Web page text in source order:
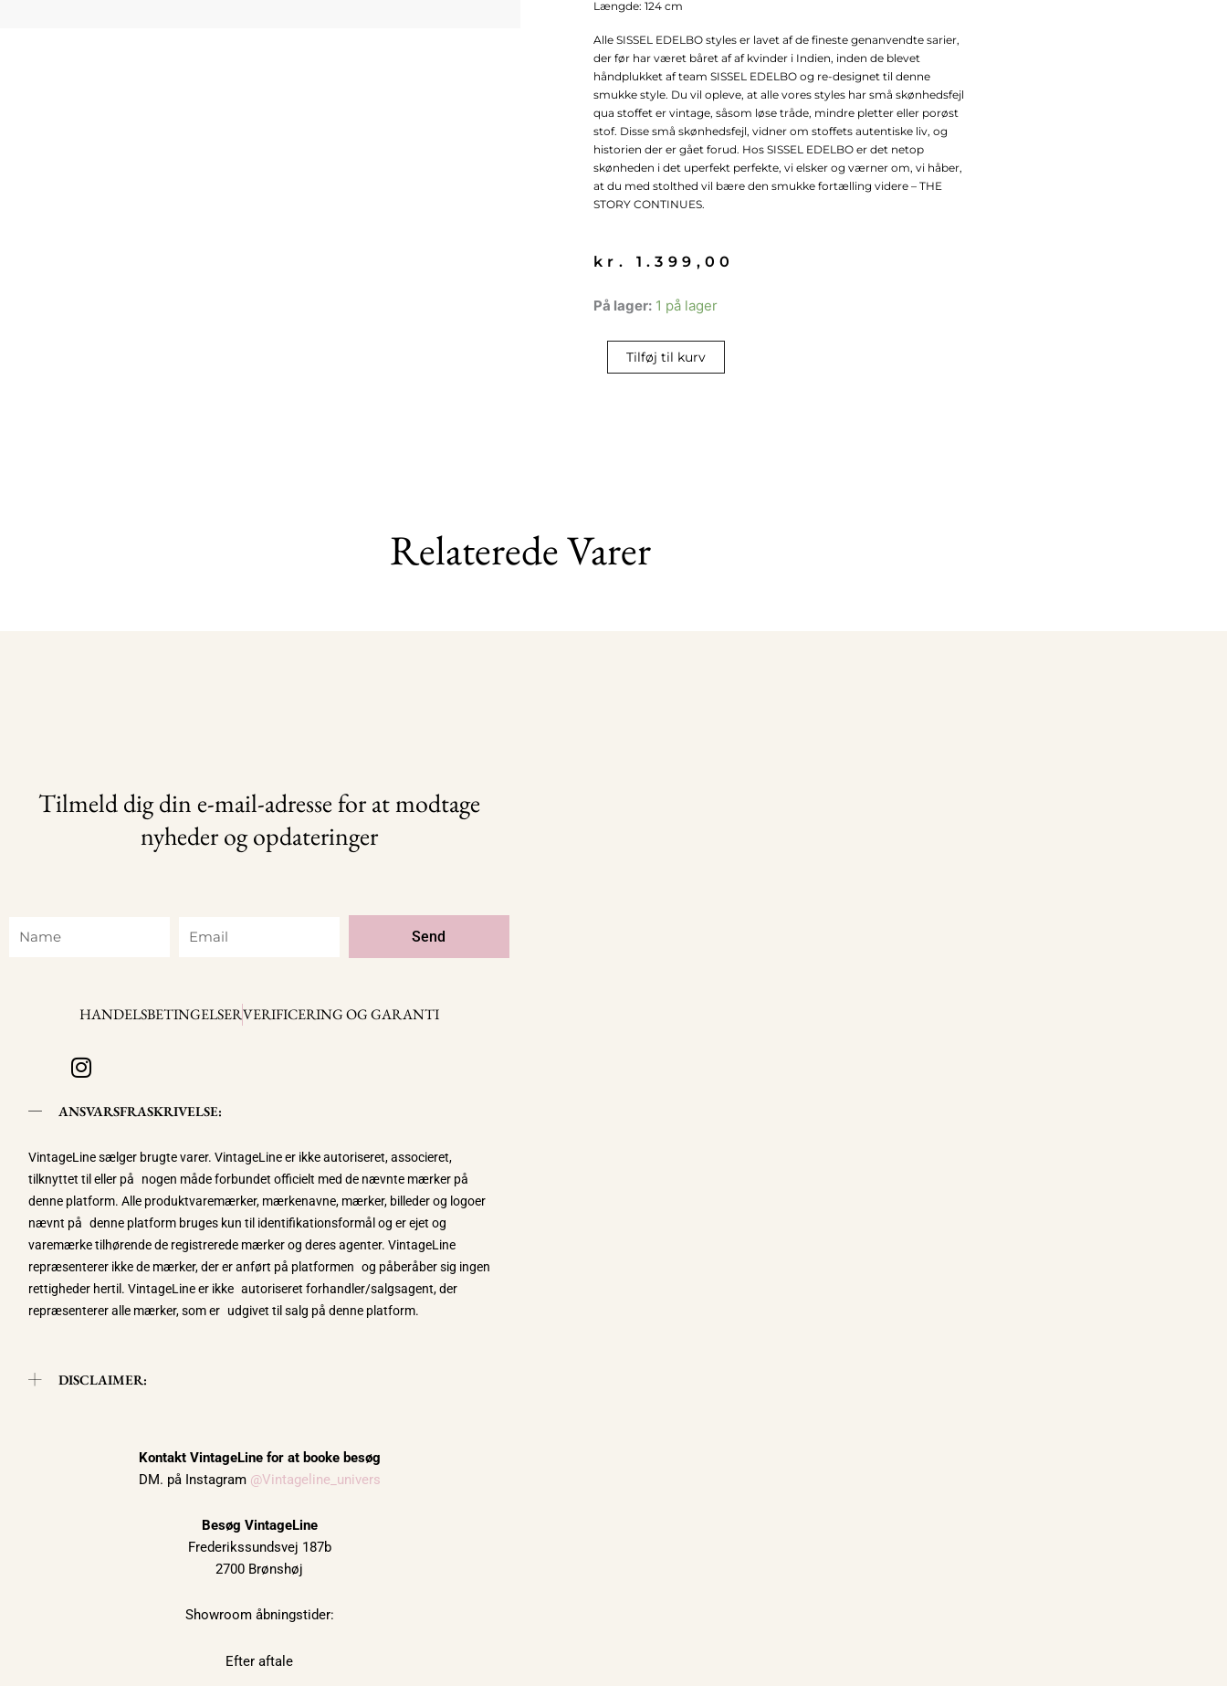
Længde: 124 cm
Alle SISSEL EDELBO styles er lavet af de fineste genanvendte sarier,
der før har været båret af af kvinder i Indien, inden de blevet
håndplukket af team SISSEL EDELBO og re-designet til denne
smukke style. Du vil opleve, at alle vores styles har små skønhedsfejl
qua stoffet er vintage, såsom løse tråde, mindre pletter eller porøst
stof. Disse små skønhedsfejl, vidner om stoffets autentiske liv, og
historien der er gået forud. Hos SISSEL EDELBO er det netop
skønheden i det uperfekt perfekte, vi elsker og værner om, vi håber,
at du med stolthed vil bære den smukke fortælling videre – THE
STORY CONTINUES.
kr. 1.399,00
På lager: 1 på lager
Sissel
Juno
Tilføj til kurv
Relaterede Varer
Tilmeld dig din e-mail-adresse for at modtage
nyheder og opdateringer
Send
HANDELSBETINGELSERVERIFICERING OG GARANTI
I
n
s
t
a
g
r
a
m
ANSVARSFRASKRIVELSE:
VintageLine sælger brugte varer. VintageLine er ikke autoriseret, associeret,
tilknyttet til eller på nogen måde forbundet officielt med de nævnte mærker på
denne platform. Alle produktvaremærker, mærkenavne, mærker, billeder og logoer
nævnt på denne platform bruges kun til identifikationsformål og er ejet og
varemærke tilhørende de registrerede mærker og deres agenter. VintageLine
repræsenterer ikke de mærker, der er anført på platformen og påberåber sig ingen
rettigheder hertil. VintageLine er ikke autoriseret forhandler/salgsagent, der
repræsenterer alle mærker, som er udgivet til salg på denne platform.
DISCLAIMER:
Kontakt VintageLine for at booke besøg
DM. på Instagram @Vintageline_univers
Besøg VintageLine
Frederikssundsvej 187b
2700 Brønshøj
Showroom åbningstider:
Efter aftale